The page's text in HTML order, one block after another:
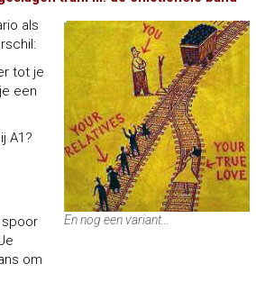
En nog een variant…
als
tot je
een
A1?
om